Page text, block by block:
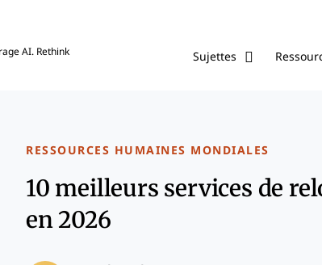
AI. Rethink
Sujettes
RESSOURCES HUMAINES MONDIALES
10 meilleurs services de
en 2026